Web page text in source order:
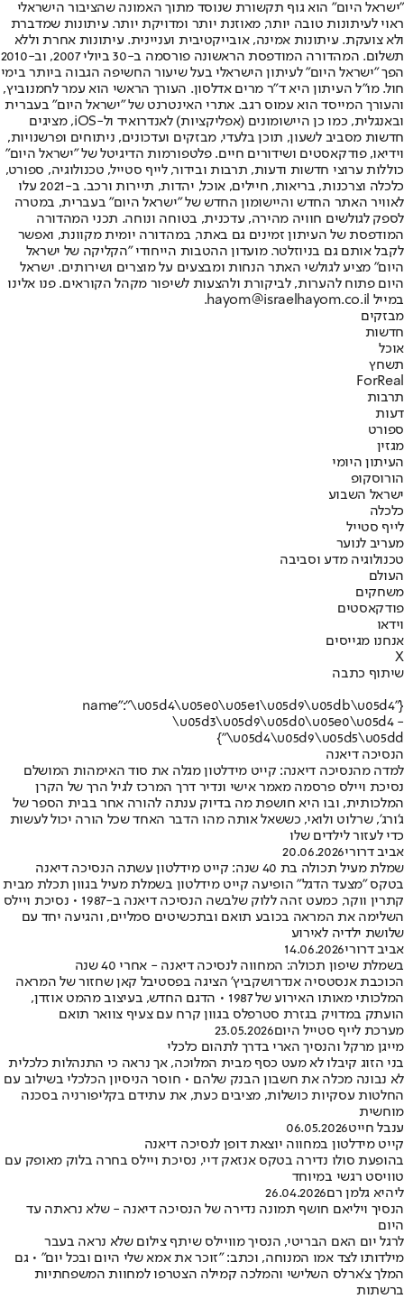
"ישראל היום" הוא גוף תקשורת שנוסד מתוך האמונה שהציבור הישראלי
ראוי לעיתונות טובה יותר, מאוזנת יותר ומדויקת יותר. עיתונות שמדברת
ולא צועקת. עיתונות אמינה, אובייקטיבית ועניינית. עיתונות אחרת וללא
תשלום. המהדורה המודפסת הראשונה פורסמה ב-30 ביולי 2007, וב-2010
הפך "ישראל היום" לעיתון הישראלי בעל שיעור החשיפה הגבוה ביותר בימי
חול. מו"ל העיתון היא ד"ר מרים אדלסון. העורך הראשי הוא עמר לחמנוביץ,
והעורך המייסד הוא עמוס רגב. אתרי האינטרנט של "ישראל היום" בעברית
ובאנגלית, כמו כן היישומונים (אפליקציות) לאנדרואיד ול-iOS, מציגים
חדשות מסביב לשעון, תוכן בלעדי, מבזקים ועדכונים, ניתוחים ופרשנויות,
וידיאו, פודקאסטים ושידורים חיים. פלטפורמות הדיגיטל של "ישראל היום"
כוללות ערוצי חדשות ודעות, תרבות ובידור, לייף סטייל, טכנולוגיה, ספורט,
כלכלה וצרכנות, בריאות, חיילים, אוכל, יהדות, תיירות ורכב. ב-2021 עלו
לאוויר האתר החדש והיישומון החדש של "ישראל היום" בעברית, במטרה
לספק לגולשים חוויה מהירה, עדכנית, בטוחה ונוחה. תכני המהדורה
המודפסת של העיתון זמינים גם באתר, במהדורה יומית מקוונת, ואפשר
לקבל אותם גם בניוזלטר. מועדון ההטבות הייחודי "הקליקה של ישראל
היום" מציע לגולשי האתר הנחות ומבצעים על מוצרים ושירותים. ישראל
היום פתוח להערות, לביקורת ולהצעות לשיפור מקהל הקוראים. פנו אלינו
במייל hayom@israelhayom.co.il.
מבזקים
חדשות
אוכל
תשחץ
ForReal
תרבות
דעות
ספורט
מגזין
העיתון היומי
הורוסקופ
ישראל השבוע
כלכלה
לייף סטייל
מעריב לנוער
טכנולוגיה מדע וסביבה
העולם
משחקים
פודקאסטים
וידאו
אנחנו מגייסים
X
שיתוף כתבה
{"name":"\u05d4\u05e0\u05e1\u05d9\u05db\u05d4
\u05d3\u05d9\u05d0\u05e0\u05d4 -
\u05d4\u05d9\u05d5\u05dd"}
הנסיכה דיאנה
למדה מהנסיכה דיאנה: קייט מידלטון מגלה את סוד האימהות המושלם
נסיכת ויילס פרסמה מאמר אישי ונדיר דרך המרכז לגיל הרך של הקרן
המלכותית, ובו היא חושפת מה בדיוק ענתה להורה אחר בבית הספר של
ג'ורג', שרלוט ולואי, כששאל אותה מהו הדבר האחד שכל הורה יכול לעשות
כדי לעזור לילדים שלו
אביב דרורי20.06.2026
שמלת מעיל תכולה בת 40 שנה: קייט מידלטון עשתה הנסיכה דיאנה
בטקס "מצעד הדגל" הופיעה קייט מידלטון בשמלת מעיל בגוון תכלת מבית
קתרין ווקר, כמעט זהה ללוק שלבשה הנסיכה דיאנה ב-1987 • נסיכת ויילס
השלימה את המראה בכובע תואם ובתכשיטים סמליים, והגיעה יחד עם
שלושת ילדיה לאירוע
אביב דרורי14.06.2026
בשמלת שיפון תכולה: המחווה לנסיכה דיאנה - אחרי 40 שנה
הכוכבת אנסטסיה אנדרושקביץ' הציגה בפסטיבל קאן שחזור של המראה
המלכותי מאותו האירוע של 1987 • הדגם החדש, בעיצוב מהמט אוזדן,
הועתק במדויק בגזרת סטרפלס בגוון קרח עם צעיף צוואר תואם
מערכת לייף סטייל היום23.05.2026
מייגן מרקל והנסיך הארי בדרך לתהום כלכלי
בני הזוג קיבלו לא מעט כסף מבית המלוכה, אך נראה כי התנהלות כלכלית
לא נבונה מכלה את חשבון הבנק שלהם • חוסר הניסיון הכלכלי בשילוב עם
החלטות עסקיות כושלות, מציבים כעת, את עתידם בקליפורניה בסכנה
מוחשית
ענבל חייט06.05.2026
קייט מידלטון במחווה יוצאת דופן לנסיכה דיאנה
בהופעת סולו נדירה בטקס אנזאק דיי, נסיכת ויילס בחרה בלוק מאופק עם
טוויסט רגשי במיוחד
ליהיא גלמן רם26.04.2026
הנסיך ויליאם חושף תמונה נדירה של הנסיכה דיאנה - שלא נראתה עד
היום
לרגל יום האם הבריטי, הנסיך מוויילס שיתף צילום שלא נראה בעבר
מילדותו לצד אמו המנוחה, וכתב: "זוכר את אמא שלי היום ובכל יום" • גם
המלך צ'ארלס השלישי והמלכה קמילה הצטרפו למחוות המשפחתיות
ברשתות